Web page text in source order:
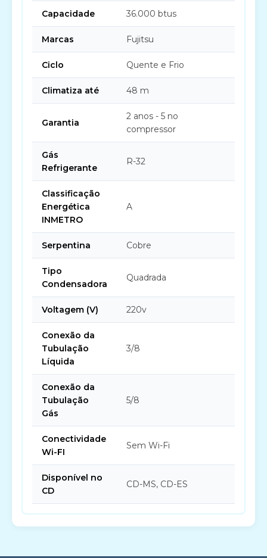
Capacidade 36.000 btus
Marcas Fujitsu
Ciclo Quente e Frio
Climatiza até 48 m
Garantia
2 anos - 5 no
compressor
Gás
Refrigerante
R-32
Classificação
Energética
INMETRO
A
Serpentina Cobre
Tipo
Condensadora
Quadrada
Voltagem (V) 220v
Conexão da
Tubulação
Líquida
3/8
Conexão da
Tubulação
Gás
5/8
Conectividade
Wi-FI
Sem Wi-Fi
Disponível no
CD
CD-MS, CD-ES